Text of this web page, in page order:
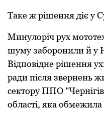
Таке ж рішення діє у
Минулоріч рух
шуму заборонили й у
Відповідне рішення
ради після звернень
сектору ППО
області, яка